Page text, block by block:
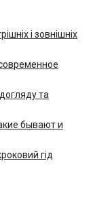
і зовнішніх
та
бывают и
гід